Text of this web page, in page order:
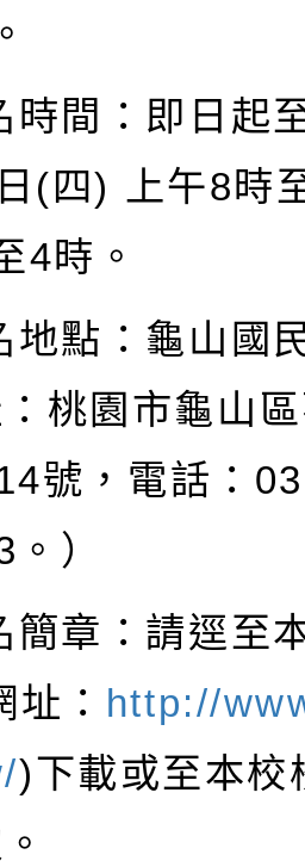
時間：即日起
(四) 上午8時
4時。
地點：龜山國
桃園市龜山
號，電話：
）
簡章：請逕至
： http://
)下載或至本校